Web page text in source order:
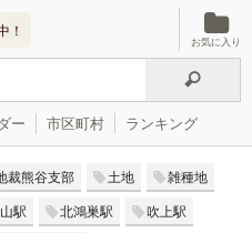
！
お気に入り
ー 市区町村 ランキング
裁熊谷支部 土地 雑種地
駅 北鴻巣駅 吹上駅